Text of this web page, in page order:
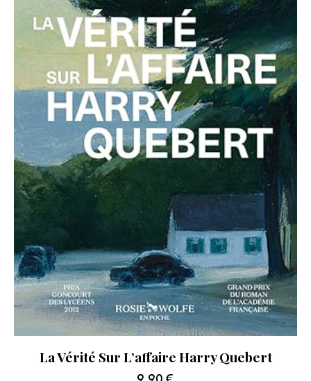
La Vérité Sur L’affaire Harry Quebert